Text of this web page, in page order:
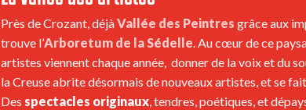
Près de Crozant, déjàVallée des Peintres grâce aux
trouve l’Arboretum de la Sédelle. Au cœur de ce
artistes viennent chaque année, donner de la voix et du
la Creuse abrite désormais de nouveaux artistes, et se
Des spectacles originaux, tendres, poétiques, et